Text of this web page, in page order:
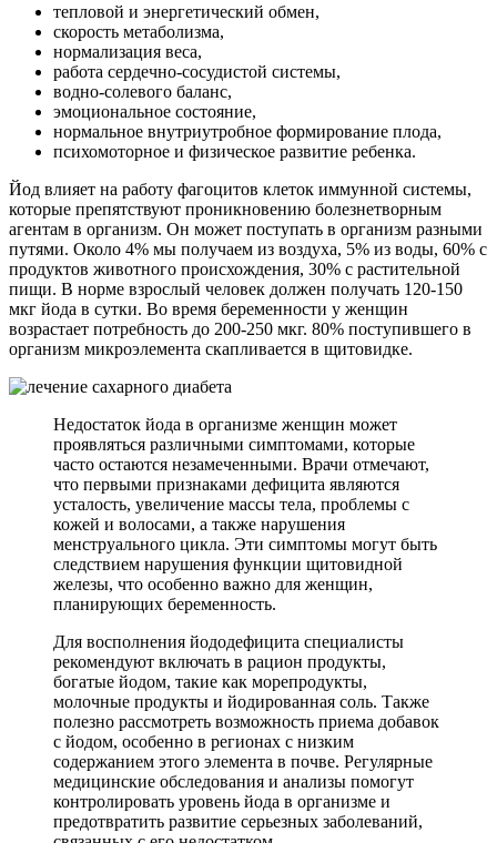
тепловой и энергетический обмен,
скорость метаболизма,
нормализация веса,
работа сердечно-сосудистой системы,
водно-солевого баланс,
эмоциональное состояние,
нормальное внутриутробное формирование плода,
психомоторное и физическое развитие ребенка.
Йод влияет на работу фагоцитов клеток иммунной системы,
которые препятствуют проникновению болезнетворным
агентам в организм. Он может поступать в организм разными
путями. Около 4% мы получаем из воздуха, 5% из воды, 60% с
продуктов животного происхождения, 30% с растительной
пищи. В норме взрослый человек должен получать 120-150
мкг йода в сутки. Во время беременности у женщин
возрастает потребность до 200-250 мкг. 80% поступившего в
организм микроэлемента скапливается в щитовидке.
Недостаток йода в организме женщин может
проявляться различными симптомами, которые
часто остаются незамеченными. Врачи отмечают,
что первыми признаками дефицита являются
усталость, увеличение массы тела, проблемы с
кожей и волосами, а также нарушения
менструального цикла. Эти симптомы могут быть
следствием нарушения функции щитовидной
железы, что особенно важно для женщин,
планирующих беременность.
Для восполнения йододефицита специалисты
рекомендуют включать в рацион продукты,
богатые йодом, такие как морепродукты,
молочные продукты и йодированная соль. Также
полезно рассмотреть возможность приема добавок
с йодом, особенно в регионах с низким
содержанием этого элемента в почве. Регулярные
медицинские обследования и анализы помогут
контролировать уровень йода в организме и
предотвратить развитие серьезных заболеваний,